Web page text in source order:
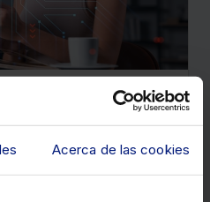
Acerca de las cookies
Elearning
tu forma de